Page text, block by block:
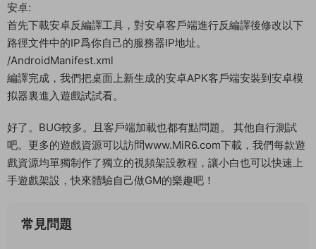
安卓:
首先下載安卓反編譯工具，對安卓客戶端進行反編譯後修改以下
路徑文件中的IP爲你自己的服務器IP地址。
/AndroidManifest.xml
編譯完成，我們把桌面上新生成的安卓APK客戶端安裝到安卓模
拟器裏進入遊戲試試看。
好了。BUG較多。且客戶端加載也都有點問題。 其他自行測試
吧。更多的遊戲資源可以訪問www.MiR6.com下載，我們每款遊
戲資源均單獨制作了獨立的視頻架設教程，讓小白也可以快速上
手遊戲架設，快來體驗自己做GM的樂趣吧！
常見問題